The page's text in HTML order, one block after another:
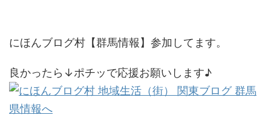
にほんブログ村【群馬情報】参加してます。
良かったら↓ポチッで応援お願いします♪